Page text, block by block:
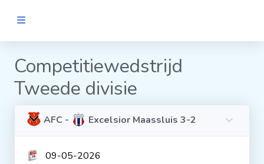
Clubs
Wedstrijden
Statistieken
Competitiewedstrijd
Tweede divisie
AFC - Excelsior Maassluis 3-2
09-05-2026